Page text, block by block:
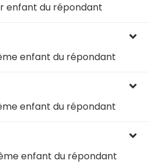
enfant du répondant
enfant du répondant
enfant du répondant
enfant du répondant